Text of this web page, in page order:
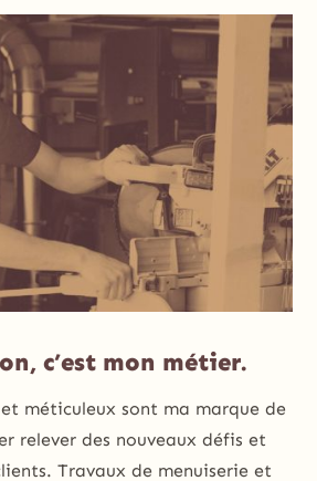
c’est mon métier.
méticuleux sont ma marque de
relever des nouveaux défis et
Travaux de menuiserie et